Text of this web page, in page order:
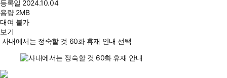
등록일 2024.10.04
용량 2MB
대여 불가
보기
사내에서는 정숙할 것 60화 휴재 안내 선택